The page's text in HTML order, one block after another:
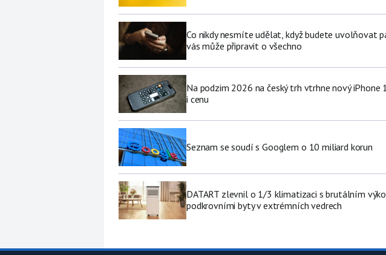
Co nikdy nesmíte udělat, když budete uvolňovat
vás může připravit o všechno
Na podzim 2026 na český trh vtrhne nový
i cenu
Seznam se soudí s Googlem o 10 miliard korun
DATART zlevnil o 1/3 klimatizaci s brutálním
podkrovními byty v extrémních vedrech